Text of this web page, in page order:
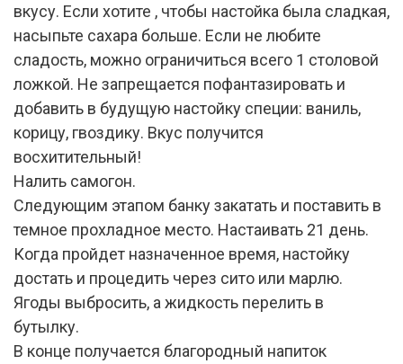
вкусу. Если хотите , чтобы настойка была сладкая,
насыпьте сахара больше. Если не любите
сладость, можно ограничиться всего 1 столовой
ложкой. Не запрещается пофантазировать и
добавить в будущую настойку специи: ваниль,
корицу, гвоздику. Вкус получится
восхитительный!
Налить самогон.
Следующим этапом банку закатать и поставить в
темное прохладное место. Настаивать 21 день.
Когда пройдет назначенное время, настойку
достать и процедить через сито или марлю.
Ягоды выбросить, а жидкость перелить в
бутылку.
В конце получается благородный напиток